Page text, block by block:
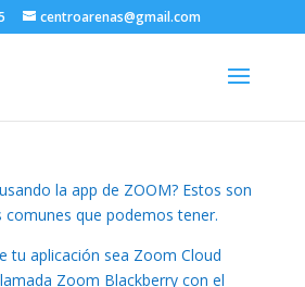
centroarenas@gmail.com
la app de ZOOM? Estos son
que podemos tener.
tu aplicación sea Zoom Cloud
Zoom Blackberry con el